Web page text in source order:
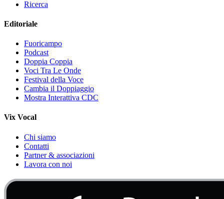
Ricerca
Editoriale
Fuoricampo
Podcast
Doppia Coppia
Voci Tra Le Onde
Festival della Voce
Cambia il Doppiaggio
Mostra Interattiva CDC
Vix Vocal
Chi siamo
Contatti
Partner & associazioni
Lavora con noi